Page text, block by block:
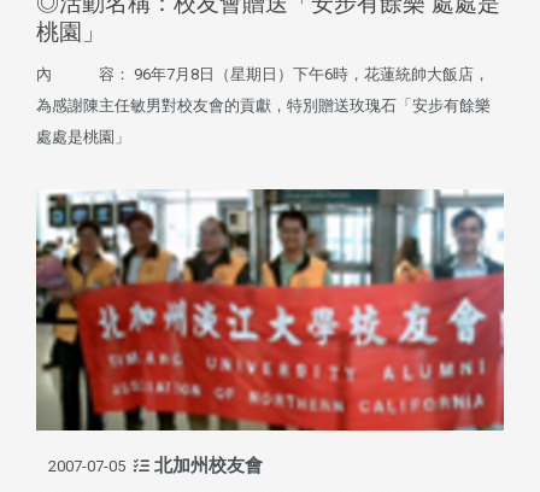
桃園」
內 容： 96年7月8日（星期日）下午6時，花蓮統帥大飯店，
為感謝陳主任敏男對校友會的貢獻，特別贈送玫瑰石「安步有餘樂
處處是桃園」
2007-07-05 北加州校友會